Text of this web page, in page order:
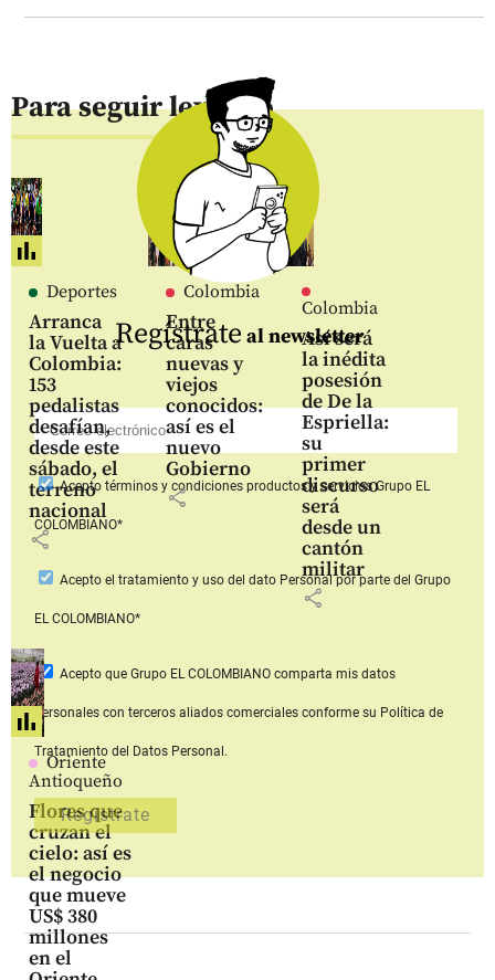
Para seguir leyendo
Deportes
Arranca
la Vuelta a
Colombia:
153
pedalistas
desafían,
desde este
sábado, el
terreno
nacional
share
Colombia
Entre
caras
nuevas y
viejos
conocidos:
así es el
nuevo
Gobierno
share
Colombia
Así será
la inédita
posesión
de De la
Espriella:
su
primer
discurso
será
desde un
cantón
militar
share
Oriente
Antioqueño
Flores que
cruzan el
cielo: así es
el negocio
que mueve
US$ 380
millones
en el
Regístrate al newsletter
Aceptotérminos y condiciones productos y serviciosGrupo EL
COLOMBIANO*
Acepto el tratamiento y uso del dato Personalpor parte del Grupo
EL COLOMBIANO*
Acepto que Grupo EL COLOMBIANOcomparta mis datos
personales con terceros aliados comerciales conforme su Política de
Tratamiento del Datos Personal.